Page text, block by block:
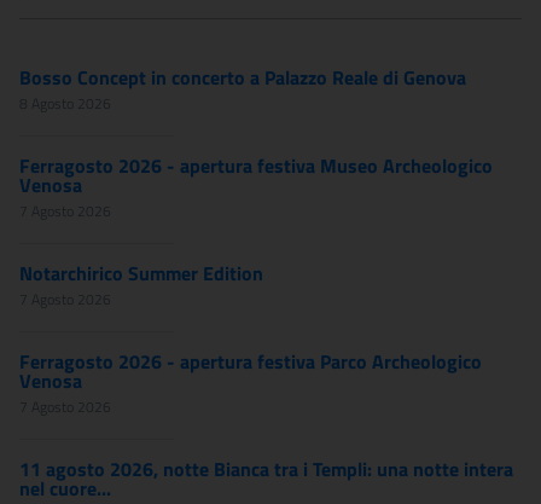
Bosso Concept in concerto a Palazzo Reale di Genova
8 Agosto 2026
Ferragosto 2026 - apertura festiva Museo Archeologico
Venosa
7 Agosto 2026
Notarchirico Summer Edition
7 Agosto 2026
Ferragosto 2026 - apertura festiva Parco Archeologico
Venosa
7 Agosto 2026
11 agosto 2026, notte Bianca tra i Templi: una notte intera
nel cuore...